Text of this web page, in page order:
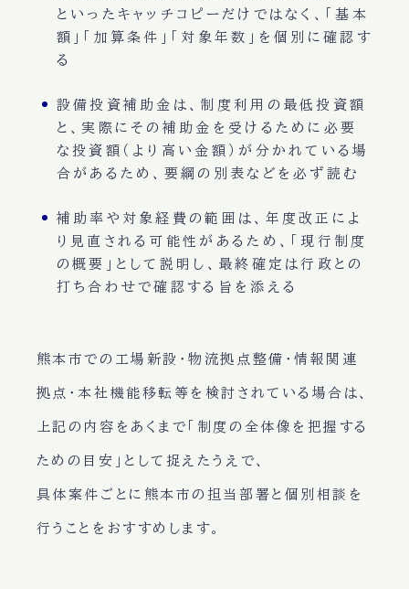
といったキャッチコピーだけではなく、「基本
額」「加算条件」「対象年数」を個別に確認す
る
設備投資補助金は、制度利用の最低投資額
と、実際にその補助金を受けるために必要
な投資額（より高い金額）が分かれている場
合があるため、要綱の別表などを必ず読む
補助率や対象経費の範囲は、年度改正によ
り見直される可能性があるため、「現行制度
の概要」として説明し、最終確定は行政との
打ち合わせで確認する旨を添える
熊本市での工場新設・物流拠点整備・情報関連
拠点・本社機能移転等を検討されている場合は、
上記の内容をあくまで「制度の全体像を把握する
ための目安」として捉えたうえで、
具体案件ごとに熊本市の担当部署と個別相談を
行うことをおすすめします。